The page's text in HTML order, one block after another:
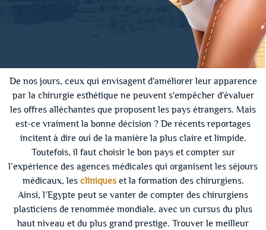
De nos jours, ceux qui envisagent d'améliorer leur apparence
par la chirurgie esthétique ne peuvent s'empêcher d'évaluer
les offres alléchantes que proposent les pays étrangers. Mais
est-ce vraiment la bonne décision ? De récents reportages
incitent à dire oui de la manière la plus claire et limpide.
Toutefois, il faut choisir le bon pays et compter sur
l’expérience des agences médicales qui organisent les séjours
médicaux, les cliniqueset la formation des chirurgiens.
Ainsi, l’Egypte peut se vanter de compter des chirurgiens
plasticiens de renommée mondiale, avec un cursus du plus
haut niveau et du plus grand prestige. Trouver le meilleur